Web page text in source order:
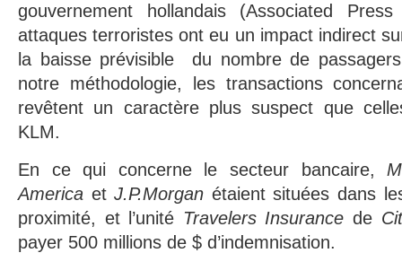
gouvernement hollandais (Associated
attaques terroristes ont eu un impact indirect
la baisse prévisible du nombre de
notre méthodologie, les transactions
revêtent un caractère plus suspect que
KLM.
En ce qui concerne le secteur bancaire,
America etJ.P.Morgan étaient situées dans
proximité, et l’unité Travelers Insurance de
payer 500 millions de $ d’indemnisation.